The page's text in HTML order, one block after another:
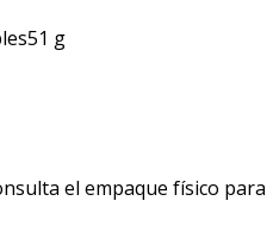
51 g
el empaque físico para